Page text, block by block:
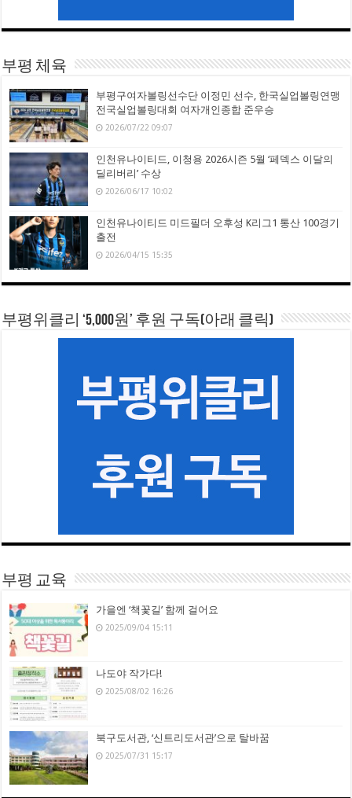
부평 체육
부평구여자볼링선수단 이정민 선수, 한국실업볼링연맹
전국실업볼링대회 여자개인종합 준우승
2026/07/22 09:07
인천유나이티드, 이청용 2026시즌 5월 ‘페덱스 이달의
딜리버리’ 수상
2026/06/17 10:02
인천유나이티드 미드필더 오후성 K리그1 통산 100경기
출전
2026/04/15 15:35
부평위클리 ‘5,000원’ 후원 구독(아래 클릭)
부평 교육
가을엔 ‘책꽃길’ 함께 걸어요
2025/09/04 15:11
나도야 작가다!
2025/08/02 16:26
북구도서관, ‘신트리도서관’으로 탈바꿈
2025/07/31 15:17